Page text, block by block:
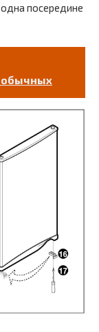
посередине
обычных